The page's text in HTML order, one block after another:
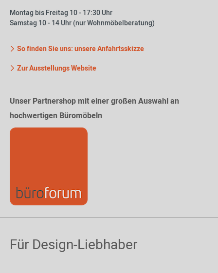
Montag bis Freitag 10 - 17:30 Uhr
Samstag 10 - 14 Uhr (nur Wohnmöbelberatung)
So finden Sie uns: unsere Anfahrtsskizze
Zur Ausstellungs Website
Unser Partnershop mit einer großen Auswahl an
hochwertigen Büromöbeln
Für Design-Liebhaber